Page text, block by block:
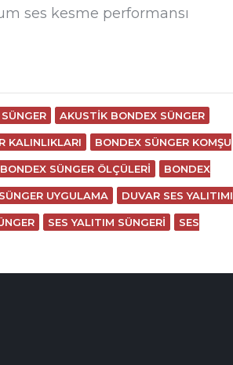
ses kesme performansı
AKUSTIK BONDEX SÜNGER
KALINLIKLARI BONDEX SÜNGER KOMŞU
BONDEX SÜNGER ÖLÇÜLERI BONDEX
UYGULAMA DUVAR SES YALITIMI
SES YALITIM SÜNGERI SES